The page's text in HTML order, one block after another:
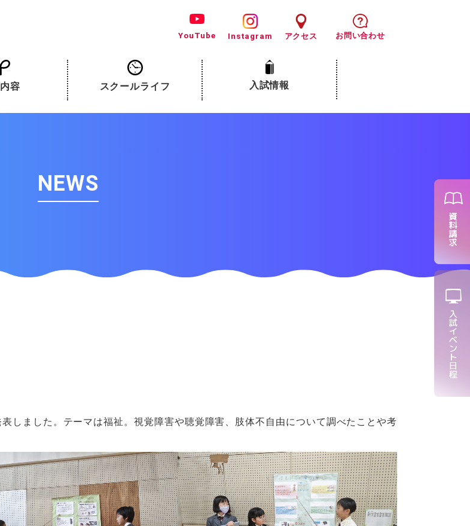
YouTube Instagram アクセス お問い合わせ
容 スクールライフ 入試情報
NEWS
しました。テーマは福祉。視覚障害や聴覚障害、肢体不自由について調べたことや考